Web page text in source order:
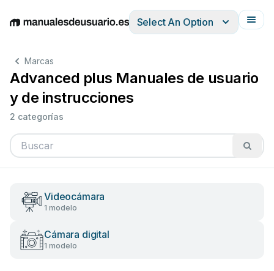
EnglishDeutschEspañolItalianoFrançais
Select An Option
Marcas
Advanced plus Manuales de usuario
y de instrucciones
2 categorías
Videocámara
1 modelo
Cámara digital
1 modelo